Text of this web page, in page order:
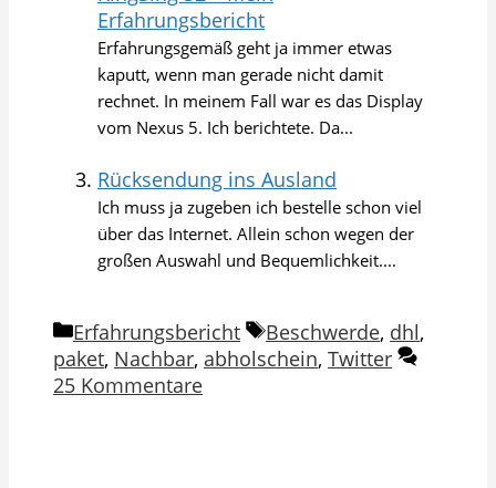
Erfahrungsbericht
Erfahrungsgemäß geht ja immer etwas
kaputt, wenn man gerade nicht damit
rechnet. In meinem Fall war es das Display
vom Nexus 5. Ich berichtete. Da...
Rücksendung ins Ausland
Ich muss ja zugeben ich bestelle schon viel
über das Internet. Allein schon wegen der
großen Auswahl und Bequemlichkeit....
Kategorien
Erfahrungsbericht Schlagwörter
Beschwerde, dhl,
paket, Nachbar, abholschein, Twitter
25 Kommentare